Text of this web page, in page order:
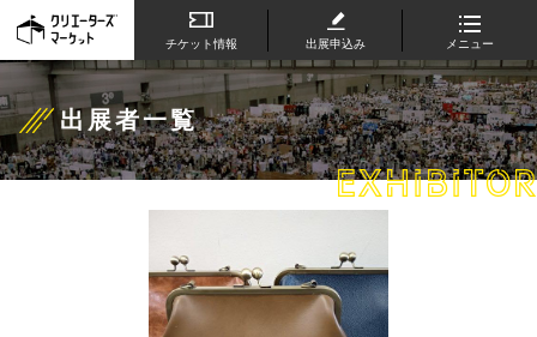
出展者一覧
EXHIBITOR
チケット情報 出展申込み メニュー